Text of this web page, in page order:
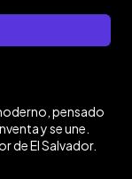
pensado
y se une.
de El Salvador.